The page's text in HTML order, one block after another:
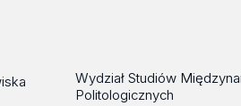
Wydział Studiów
Politologicznych